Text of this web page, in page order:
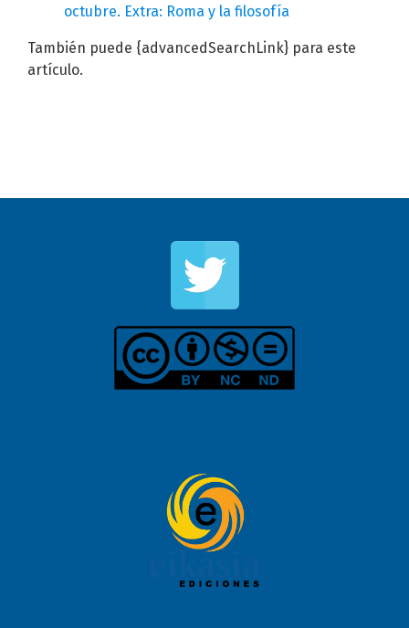
octubre. Extra: Roma y la filosofía
También puede {advancedSearchLink} para este
artículo.